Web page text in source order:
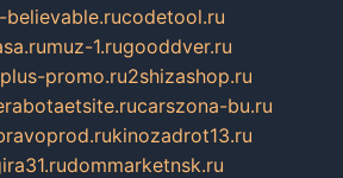
believable.rucodetool.ru
muz-1.rugooddver.ru
promo.ru2shizashop.ru
carszona-bu.ru
kinozadrot13.ru
dommarketnsk.ru